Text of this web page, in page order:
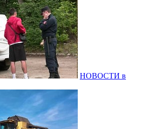
НОВОСТИ в